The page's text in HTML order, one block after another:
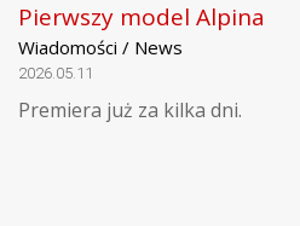
Pierwszy model Alpina
Wiadomości / News
2026.05.11
Premiera już za kilka dni.